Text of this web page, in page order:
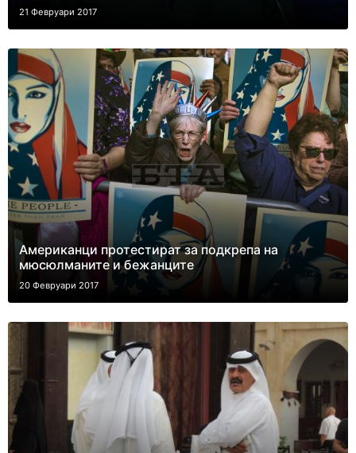
21 Февруари 2017
Американци протестират за подкрепа на
мюсюлманите и бежанците
20 Февруари 2017